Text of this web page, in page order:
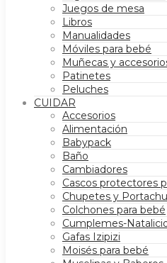
Juegos de mesa
Libros
Manualidades
Móviles para bebé
Muñecas y
Patinetes
Peluches
CUIDAR
Accesorios
Alimentación
Babypack
Baño
Cambiadores
Cascos protectores
Chupetes y
Colchones para bebé
Cumplemes-
Gafas Izipizi
Moisés para bebé